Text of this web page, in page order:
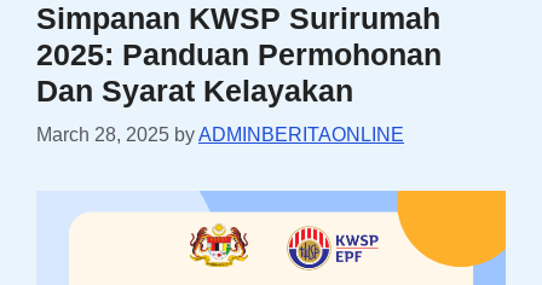
Simpanan KWSP Surirumah
2025: Panduan Permohonan
Dan Syarat Kelayakan
March 28, 2025 byADMINBERITAONLINE